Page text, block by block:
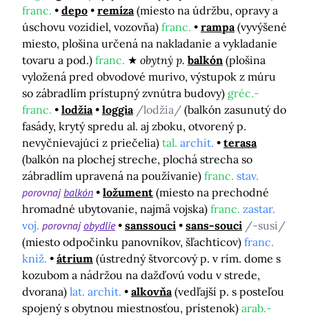
franc.
depo remíza (miesto na údržbu, opravy a
úschovu vozidiel, vozovňa) franc. rampa (vyvýšené
miesto, plošina určená na nakladanie a vykladanie
tovaru a pod.) franc. obytný p. balkón (plošina
vyložená pred obvodové murivo, výstupok z múru
so zábradlím prístupný zvnútra budovy) gréc.-
franc.
lodžia loggia /lodžia/ (balkón zasunutý do
fasády, krytý spredu al. aj zboku, otvorený p.
nevyčnievajúci z priečelia) tal. archit.
terasa
(balkón na plochej streche, plochá strecha so
zábradlím upravená na používanie) franc. stav.
porovnajbalkón ložument (miesto na prechodné
hromadné ubytovanie, najmä vojska) franc. zastar.
voj. porovnajobydlie sanssouci sans-souci /-susi/
(miesto odpočinku panovníkov, šľachticov) franc.
kniž.
átrium (ústredný štvorcový p. v rím. dome s
kozubom a nádržou na dažďovú vodu v strede,
dvorana) lat. archit. alkovňa (vedľajší p. s posteľou
spojený s obytnou miestnosťou, prístenok) arab.-